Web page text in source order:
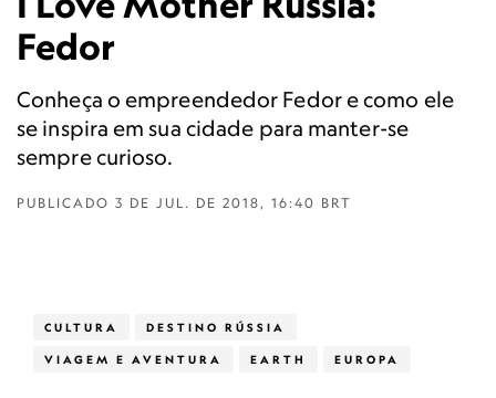
Fedor
Conheça o empreendedor Fedor e como ele
se inspira em sua cidade para manter-se
sempre curioso.
PUBLICADO 3 DE JUL. DE 2018, 16:40 BRT
CULTURA DESTINO RÚSSIA
VIAGEM E AVENTURA EARTH EUROPA